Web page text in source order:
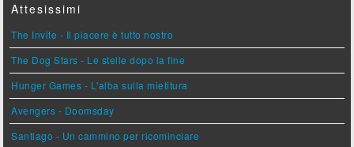
Attesissimi
The Invite - Il piacere è tutto nostro
The Dog Stars - Le stelle dopo la fine
Hunger Games - L'alba sulla mietitura
Avengers - Doomsday
Santiago - Un cammino per ricominciare